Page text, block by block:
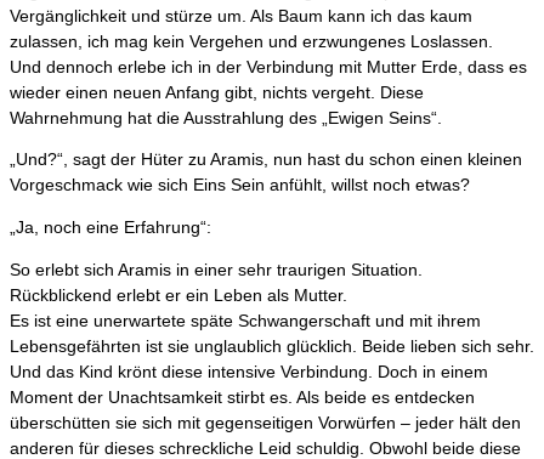
Vergänglichkeit und stürze um. Als Baum kann ich das kaum
zulassen, ich mag kein Vergehen und erzwungenes Loslassen.
Und dennoch erlebe ich in der Verbindung mit Mutter Erde, dass es
wieder einen neuen Anfang gibt, nichts vergeht. Diese
Wahrnehmung hat die Ausstrahlung des „Ewigen Seins“.
„Und?“, sagt der Hüter zu Aramis, nun hast du schon einen kleinen
Vorgeschmack wie sich Eins Sein anfühlt, willst noch etwas?
„Ja, noch eine Erfahrung“:
So erlebt sich Aramis in einer sehr traurigen Situation.
Rückblickend erlebt er ein Leben als Mutter.
Es ist eine unerwartete späte Schwangerschaft und mit ihrem
Lebensgefährten ist sie unglaublich glücklich. Beide lieben sich sehr.
Und das Kind krönt diese intensive Verbindung. Doch in einem
Moment der Unachtsamkeit stirbt es. Als beide es entdecken
überschütten sie sich mit gegenseitigen Vorwürfen – jeder hält den
anderen für dieses schreckliche Leid schuldig. Obwohl beide diese